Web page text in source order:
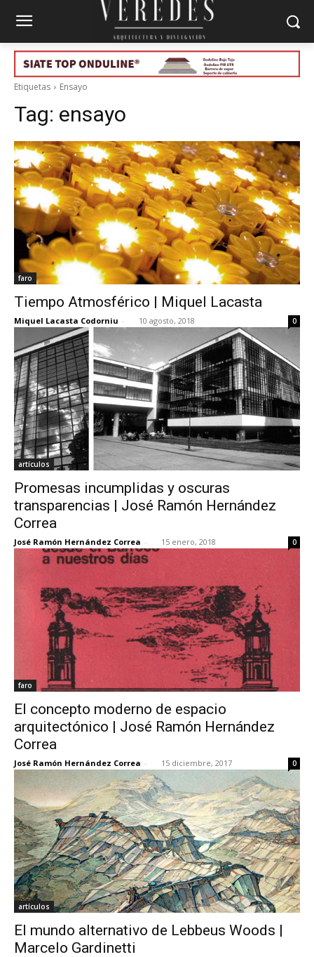
Etiquetas Ensayo
Tag: ensayo
faro
Tiempo Atmosférico | Miquel Lacasta
Miquel Lacasta Codorniu - 10 agosto, 2018 0
artículos
Promesas incumplidas y oscuras
transparencias | José Ramón Hernández
Correa
José Ramón Hernández Correa - 15 enero, 2018 0
faro
El concepto moderno de espacio
arquitectónico | José Ramón Hernández
Correa
José Ramón Hernández Correa - 15 diciembre, 2017 0
artículos
El mundo alternativo de Lebbeus Woods |
Marcelo Gardinetti